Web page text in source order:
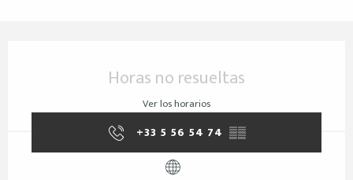
Horas no resueltas
Ver los horarios
+33 5 56 54 74 ▒▒